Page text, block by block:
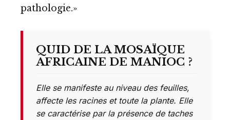
pathologie.»
QUID DE LA MOSAÏQUE
AFRICAINE DE MANIOC ?
Elle se manifeste au niveau des feuilles,
affecte les racines et toute la plante. Elle
se caractérise par la présence de taches